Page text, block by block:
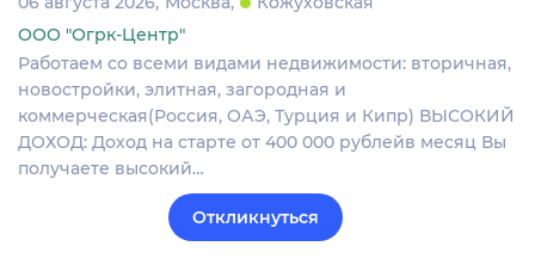
ООО "Огрк-Центр"
Работаем со всеми видами недвижимости: вторичная,
новостройки, элитная, загородная и
коммерческая(Россия, ОАЭ, Турция и Кипр) ВЫСОКИЙ
ДОХОД: Доход на старте от 400 000 рублейв месяц Вы
получаете высокий…
Откликнуться